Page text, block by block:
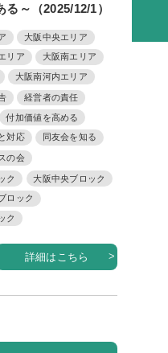
活動内容
同好会活動
友会の地域づくり
産官学連携
キャリア教育
る～（2025/12/1）
大阪中央エリア
リア 大阪南エリア
大阪南河内エリア
経営者の責任
付加価値を高める
対応 同友会を知る
の会
ク 大阪中央ブロック
ロック
ク
詳細はこちら